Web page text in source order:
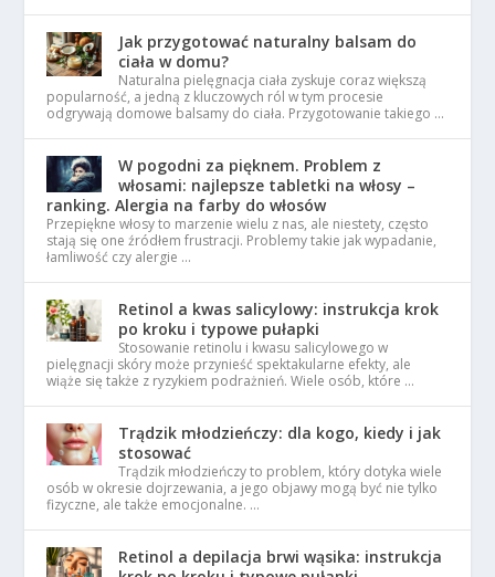
Jak przygotować naturalny balsam do
ciała w domu?
Naturalna pielęgnacja ciała zyskuje coraz większą
popularność, a jedną z kluczowych ról w tym procesie
odgrywają domowe balsamy do ciała. Przygotowanie takiego …
W pogodni za pięknem. Problem z
włosami: najlepsze tabletki na włosy –
ranking. Alergia na farby do włosów
Przepiękne włosy to marzenie wielu z nas, ale niestety, często
stają się one źródłem frustracji. Problemy takie jak wypadanie,
łamliwość czy alergie …
Retinol a kwas salicylowy: instrukcja krok
po kroku i typowe pułapki
Stosowanie retinolu i kwasu salicylowego w
pielęgnacji skóry może przynieść spektakularne efekty, ale
wiąże się także z ryzykiem podrażnień. Wiele osób, które …
Trądzik młodzieńczy: dla kogo, kiedy i jak
stosować
Trądzik młodzieńczy to problem, który dotyka wiele
osób w okresie dojrzewania, a jego objawy mogą być nie tylko
fizyczne, ale także emocjonalne. …
Retinol a depilacja brwi wąsika: instrukcja